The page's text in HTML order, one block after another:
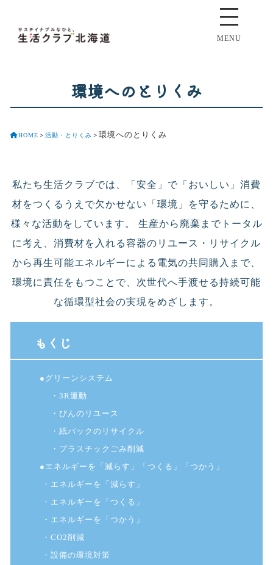
MENU
環境へのとりくみ
HOME ＞ 活動・とりくみ ＞ 環境へのとりくみ
私たち生活クラブでは、「安全」で「おいしい」消費
材をつくるうえで欠かせない「環境」を守るために、
様々な活動をしています。 生産から廃棄までトータル
に考え、消費材を入れる容器のリユース・リサイクル
から再生可能エネルギーによる電気の共同購入まで、
環境に責任をもつことで、次世代へ手渡せる持続可能
な循環型社会の実現をめざします。
もくじ
●グリーンシステム
・3R運動
・びんのリユース
・紙パックのリサイクル
・プラスチックごみ削減
●エネルギーを「減らす」「つくる」「つかう」
・エネルギーを「減らす」
・エネルギーを「つくる」
・エネルギーを「つかう」
・CO2削減
・設備の環境対策